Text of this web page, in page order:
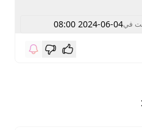
في2024-06-04 08:00